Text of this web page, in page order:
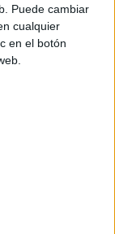
Puede cambiar
cualquier
en el botón
en USA
creemos que
país.